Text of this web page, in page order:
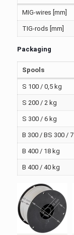
MIG-wires [mm]
TIG-rods [mm]
Packaging
Spools
S 100 / 0,5 kg
S 200 / 2 kg
S 300 / 6 kg
B 300 / BS 300 /
B 400 / 18 kg
B 400 / 40 kg